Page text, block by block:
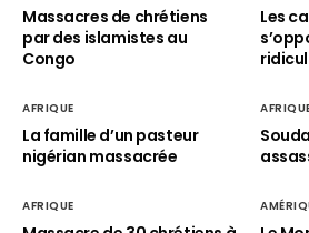
Massacres de chrétiens
par des islamistes au
Congo
Les
AFRIQUE
La famille d’un pasteur
nigérian massacrée
AFRIQUE